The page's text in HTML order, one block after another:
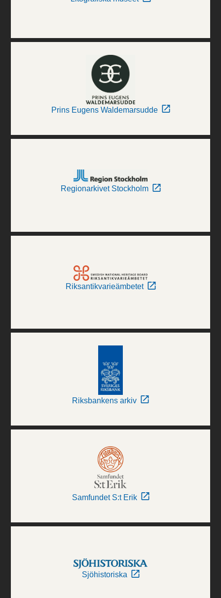
Prins Eugens Waldemarsudde
Regionarkivet Stockholm
Riksantikvarieämbetet
Riksbankens arkiv
Samfundet S:t Erik
Sjöhistoriska